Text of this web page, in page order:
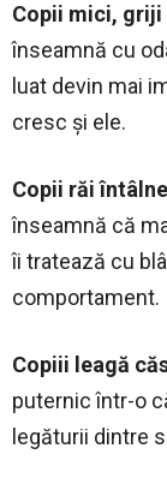
Copii mici,
înseamnă cu
luat devin mai
cresc și ele.
Copii răi
înseamnă că
îi tratează cu
comportament.
Copiii leagă
puternic într-o
legăturii dintre